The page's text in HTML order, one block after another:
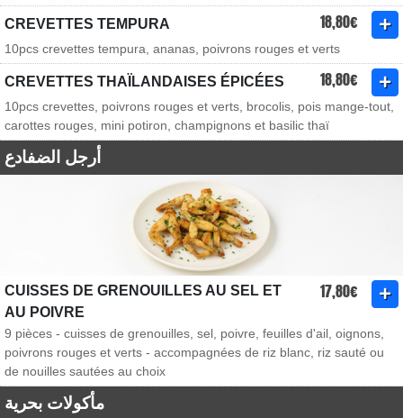
CREVETTES TEMPURA 18,80€
10pcs crevettes tempura, ananas, poivrons rouges et verts
CREVETTES THAÏLANDAISES ÉPICÉES 18,80€
10pcs crevettes, poivrons rouges et verts, brocolis, pois mange-tout,
carottes rouges, mini potiron, champignons et basilic thaï
أرجل الضفادع
CUISSES DE GRENOUILLES AU SEL ET
AU POIVRE
17,80€
9 pièces - cuisses de grenouilles, sel, poivre, feuilles d'ail, oignons,
poivrons rouges et verts - accompagnées de riz blanc, riz sauté ou
de nouilles sautées au choix
مأكولات بحرية